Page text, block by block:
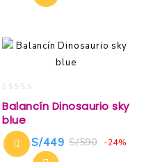
out
of
5
Balancín Dinosaurio sky
blue
S/590
S/449 -24%